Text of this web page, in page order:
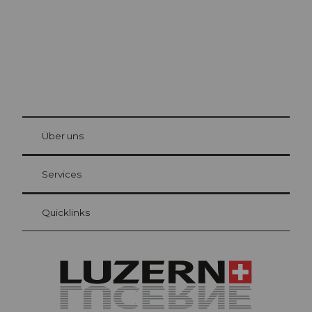
Gästekarte Luzern
Ihre Vorteile als Übernachtungsgast
at Bre
Über uns
Services
Quicklinks